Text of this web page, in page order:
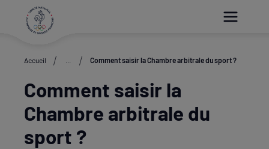
Accueil Comment saisir la Chambre arbitrale du sport ?
Comment saisir la
Chambre arbitrale du
sport ?
Paramétrer les cookies